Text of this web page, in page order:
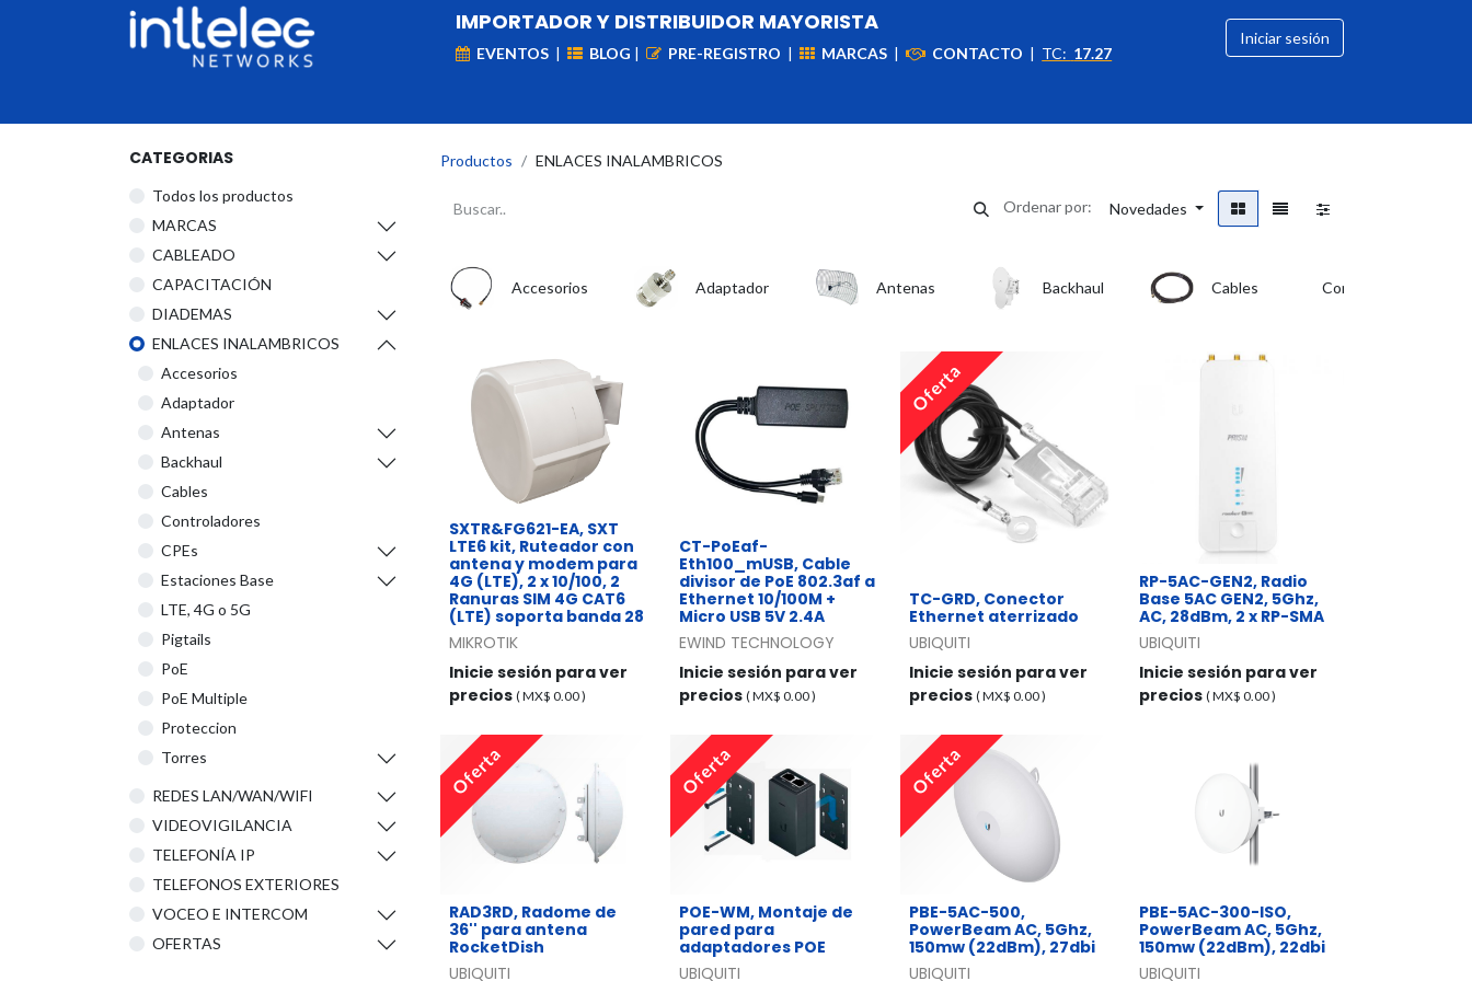
IMPORTADOR Y DISTRIBUIDOR MAYORISTA
EVENTOS | BLOG | PRE-REGISTRO | MARCAS | CONTACTO | TC: 17.27
Iniciar sesión
CATEGORIAS
Todos los productos
​MARCAS
CABLEADO
CAPACITACIÓN
DIADEMAS
ENLACES INALAMBRICOS
Accesorios
Adaptador
Antenas
Backhaul
Cables
Controladores
CPEs
Estaciones Base
LTE, 4G o 5G
Pigtails
PoE
PoE Multiple
Proteccion
Torres
REDES LAN/WAN/WIFI
VIDEOVIGILANCIA
TELEFONÍA IP
TELEFONOS EXTERIORES
VOCEO E INTERCOM
OFERTAS
Productos ENLACES INALAMBRICOS
Ordenar por: Novedades
Accesorios Adaptador Antenas Backhaul Cables Controladores
SXTR&FG621-EA, SXT
LTE6 kit, Ruteador con
antena y modem para
4G (LTE), 2 x 10/100, 2
Ranuras SIM 4G CAT6
(LTE) soporta banda 28
MIKROTIK
Inicie sesión para ver
precios ( MX$ 0.00)
CT-PoEaf-
Eth100_mUSB, Cable
divisor de PoE 802.3af a
Ethernet 10/100M +
Micro USB 5V 2.4A
EWIND TECHNOLOGY
Inicie sesión para ver
precios ( MX$ 0.00)
Oferta
TC-GRD, Conector
Ethernet aterrizado
UBIQUITI
Inicie sesión para ver
precios ( MX$ 0.00)
RP-5AC-GEN2, Radio
Base 5AC GEN2, 5Ghz,
AC, 28dBm, 2 x RP-SMA
UBIQUITI
Inicie sesión para ver
precios ( MX$ 0.00)
Oferta
RAD3RD, Radome de
36'' para antena
RocketDish
UBIQUITI
Oferta
POE-WM, Montaje de
pared para
adaptadores POE
UBIQUITI
Oferta
PBE-5AC-500,
PowerBeam AC, 5Ghz,
150mw (22dBm), 27dbi
UBIQUITI
PBE-5AC-300-ISO,
PowerBeam AC, 5Ghz,
150mw (22dBm), 22dbi
UBIQUITI